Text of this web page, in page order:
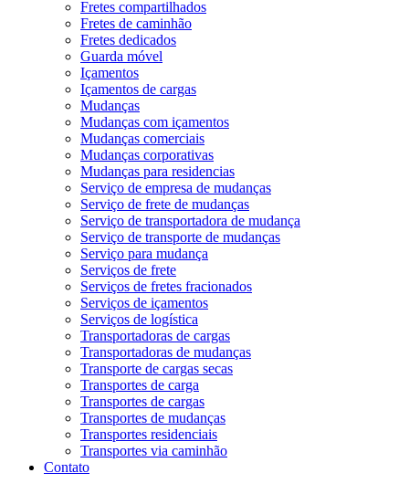
Fretes compartilhados
Fretes de caminhão
Fretes dedicados
Guarda móvel
Içamentos
Içamentos de cargas
Mudanças
Mudanças com içamentos
Mudanças comerciais
Mudanças corporativas
Mudanças para residencias
Serviço de empresa de mudanças
Serviço de frete de mudanças
Serviço de transportadora de mudança
Serviço de transporte de mudanças
Serviço para mudança
Serviços de frete
Serviços de fretes fracionados
Serviços de içamentos
Serviços de logística
Transportadoras de cargas
Transportadoras de mudanças
Transporte de cargas secas
Transportes de carga
Transportes de cargas
Transportes de mudanças
Transportes residenciais
Transportes via caminhão
Contato